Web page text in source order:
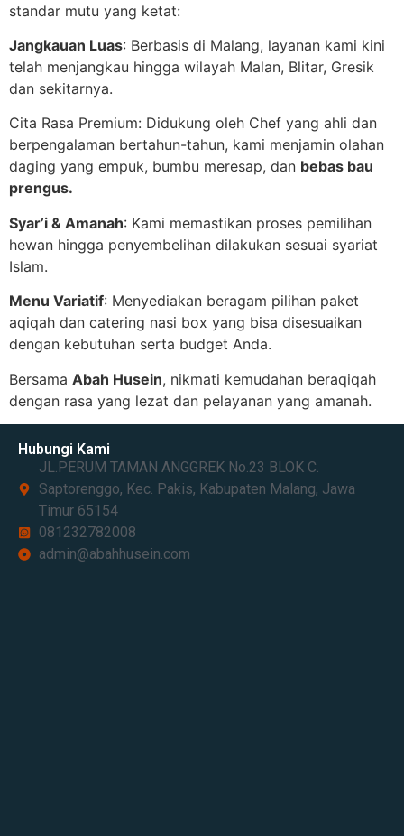
standar mutu yang ketat:
Jangkauan Luas: Berbasis di Malang, layanan kami kini
telah menjangkau hingga wilayah Malan, Blitar, Gresik
dan sekitarnya.
Cita Rasa Premium: Didukung oleh Chef yang ahli dan
berpengalaman bertahun-tahun, kami menjamin olahan
daging yang empuk, bumbu meresap, dan bebas bau
prengus.
Syar’i & Amanah: Kami memastikan proses pemilihan
hewan hingga penyembelihan dilakukan sesuai syariat
Islam.
Menu Variatif: Menyediakan beragam pilihan paket
aqiqah dan catering nasi box yang bisa disesuaikan
dengan kebutuhan serta budget Anda.
Bersama Abah Husein, nikmati kemudahan beraqiqah
dengan rasa yang lezat dan pelayanan yang amanah.
Hubungi Kami
JL.PERUM TAMAN ANGGREK No.23 BLOK C.
Saptorenggo, Kec. Pakis, Kabupaten Malang, Jawa
Timur 65154​
081232782008
admin@abahhusein.com